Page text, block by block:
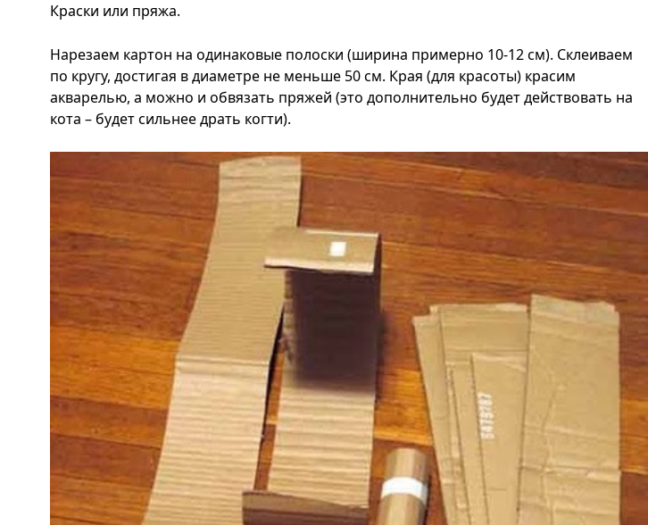
Краски или пряжа.
Нарезаем картон на одинаковые полоски (ширина примерно 10-12 см). Склеиваем
по кругу, достигая в диаметре не меньше 50 см. Края (для красоты) красим
акварелью, а можно и обвязать пряжей (это дополнительно будет действовать на
кота – будет сильнее драть когти).